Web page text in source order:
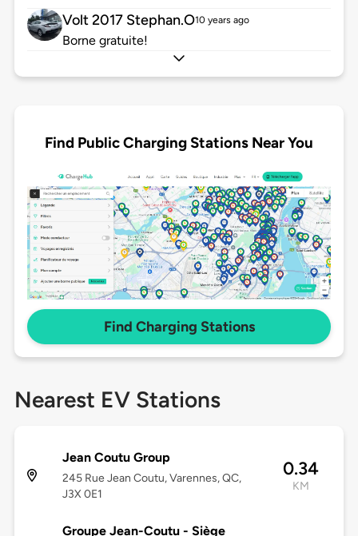
Volt 2017 Stephan.O10 years ago
Borne gratuite!
Find Public Charging Stations Near You
Find Charging Stations
Nearest EV Stations
Jean Coutu Group
245 Rue Jean Coutu, Varennes, QC,
J3X 0E1
0.34
KM
Groupe Jean-Coutu - Siège